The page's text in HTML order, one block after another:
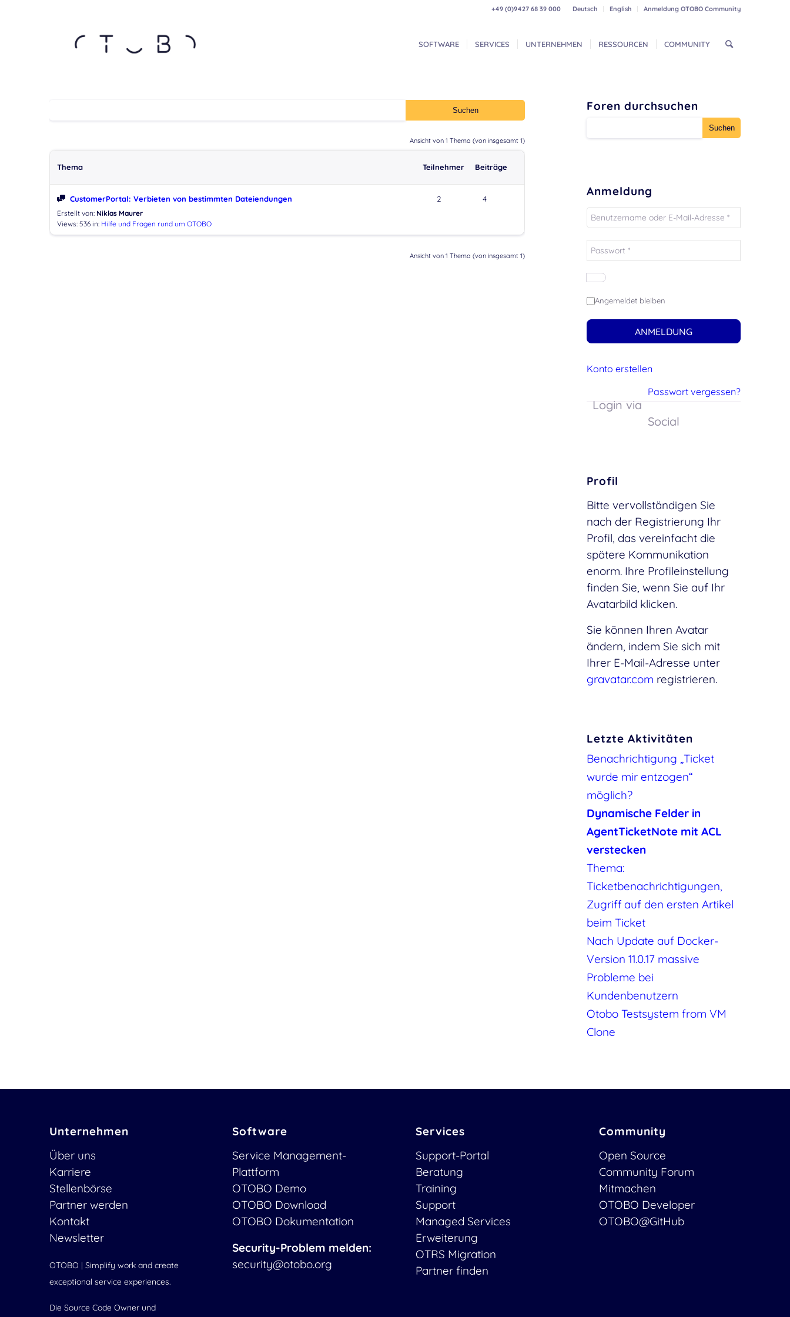
Deutsch English Anmeldung OTOBO Community
+49 (0)9427 68 39 000
SOFTWARE SERVICES UNTERNEHMEN RESSOURCEN COMMUNITY
Ansicht von 1 Thema (von insgesamt 1)
Thema Teilnehmer Beiträge
CustomerPortal: Verbieten von bestimmten Dateiendungen
Erstellt von: Niklas Maurer
Views: 536 in: Hilfe und Fragen rund um OTOBO
2 4
Ansicht von 1 Thema (von insgesamt 1)
Foren durchsuchen
Anmeldung
Angemeldet bleiben
ANMELDUNG
Konto erstellen
Passwort vergessen?
Login via
Social
Profil
Bitte vervollständigen Sie
nach der Registrierung Ihr
Profil, das vereinfacht die
spätere Kommunikation
enorm. Ihre Profileinstellung
finden Sie, wenn Sie auf Ihr
Avatarbild klicken.
Sie können Ihren Avatar
ändern, indem Sie sich mit
Ihrer E-Mail-Adresse unter
gravatar.com registrieren.
Letzte Aktivitäten
Benachrichtigung „Ticket
wurde mir entzogen“
möglich?
Dynamische Felder in
AgentTicketNote mit ACL
verstecken
Thema:
Ticketbenachrichtigungen,
Zugriff auf den ersten Artikel
beim Ticket
Nach Update auf Docker-
Version 11.0.17 massive
Probleme bei
Kundenbenutzern
Otobo Testsystem from VM
Clone
Unternehmen
Über uns
Karriere
Stellenbörse
Partner werden
Kontakt
Newsletter
OTOBO | Simplify work and create
exceptional service experiences.
Die Source Code Owner und
Software
Service Management-
Plattform
OTOBO Demo
OTOBO Download
OTOBO Dokumentation
Security-Problem melden:
security@otobo.org
Services
Support-Portal
Beratung
Training
Support
Managed Services
Erweiterung
OTRS Migration
Partner finden
Community
Open Source
Community Forum
Mitmachen
OTOBO Developer
OTOBO@GitHub